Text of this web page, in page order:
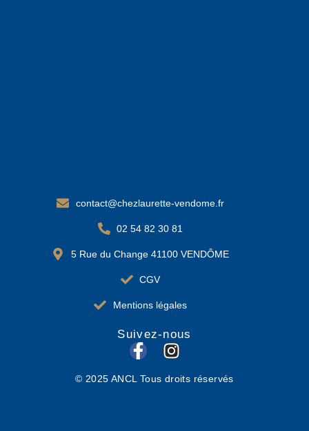
contact@chezlaurette-vendome.fr
02 54 82 30 81
5 Rue du Change 41100 VENDÔME
CGV
Mentions légales
Suivez-nous
F
c
I
s
© 2025 ANCL Tous droits réservés